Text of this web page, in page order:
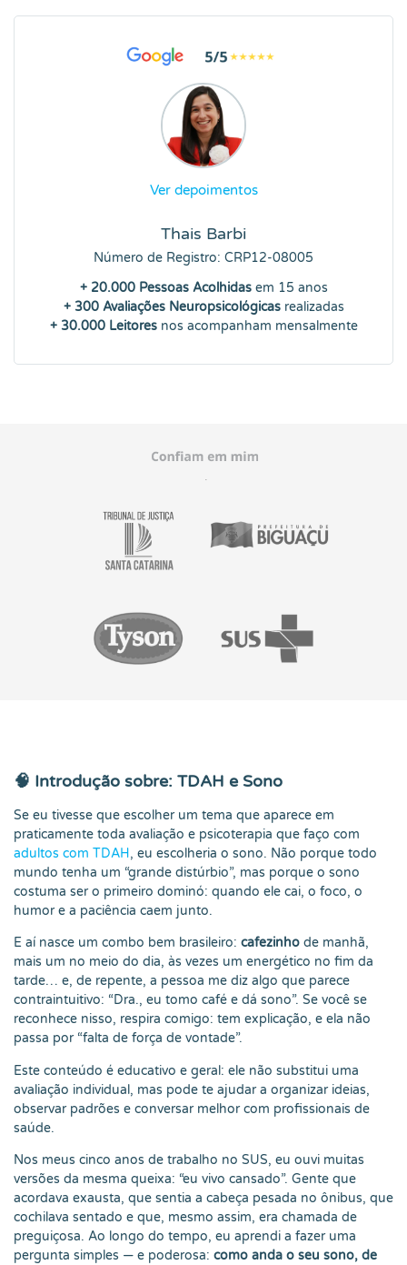
Ver depoimentos
Thais Barbi
Número de Registro: CRP12-08005
+ 20.000 Pessoas Acolhidas em 15 anos
+ 300 Avaliações Neuropsicológicasrealizadas
+ 30.000 Leitoresnos acompanham mensalmente
🧠 Introdução sobre: TDAH e Sono
Se eu tivesse que escolher um tema que aparece em
praticamente toda avaliação e psicoterapia que faço com
adultos com TDAH, eu escolheria o sono. Não porque todo
mundo tenha um “grande distúrbio”, mas porque o sono
costuma ser o primeiro dominó: quando ele cai, o foco, o
humor e a paciência caem junto.
E aí nasce um combo bem brasileiro: cafezinho de manhã,
mais um no meio do dia, às vezes um energético no fim da
tarde… e, de repente, a pessoa me diz algo que parece
contraintuitivo: “Dra., eu tomo café e dá sono”. Se você se
reconhece nisso, respira comigo: tem explicação, e ela não
passa por “falta de força de vontade”.
Este conteúdo é educativo e geral: ele não substitui uma
avaliação individual, mas pode te ajudar a organizar ideias,
observar padrões e conversar melhor com profissionais de
saúde.
Nos meus cinco anos de trabalho no SUS, eu ouvi muitas
versões da mesma queixa: “eu vivo cansado”. Gente que
acordava exausta, que sentia a cabeça pesada no ônibus, que
cochilava sentado e que, mesmo assim, era chamada de
preguiçosa. Ao longo do tempo, eu aprendi a fazer uma
pergunta simples — e poderosa: como anda o seu sono, de